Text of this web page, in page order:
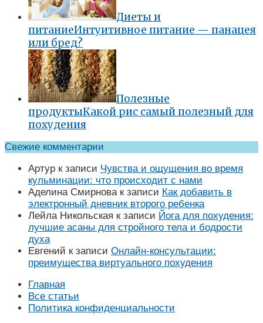
Диеты и
питаниеИнтуитивное питание — панацея
или бред?
Полезные
продуктыКакой рис самый полезный для
похудения
Свежие комментарии
Артур к записи Чувства и ощущения во время
кульминации: что происходит с нами
Аделина Смирнова к записи Как добавить в
электронный дневник второго ребенка
Лейла Никольская к записи Йога для похудения:
лучшие асаны для стройного тела и бодрости
духа
Евгений к записи Онлайн-консультации:
преимущества виртуального похудения
Главная
Все статьи
Политика конфиденциальности